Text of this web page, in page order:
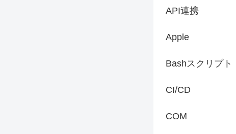
API連携
Apple
Bashスクリプト
CI/CD
COM